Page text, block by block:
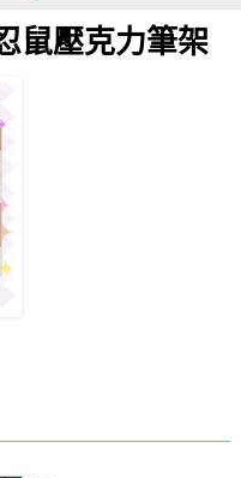
鼠壓克力筆架